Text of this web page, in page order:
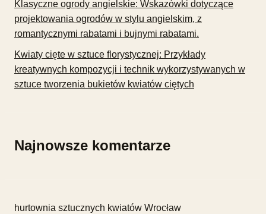
Klasyczne ogrody angielskie: Wskazówki dotyczące
projektowania ogrodów w stylu angielskim, z
romantycznymi rabatami i bujnymi rabatami.
Kwiaty cięte w sztuce florystycznej: Przykłady
kreatywnych kompozycji i technik wykorzystywanych w
sztuce tworzenia bukietów kwiatów ciętych
Najnowsze komentarze
hurtownia sztucznych kwiatów Wrocław